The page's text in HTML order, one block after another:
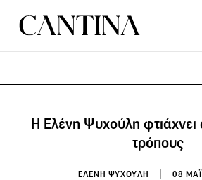
Η Ελένη Ψυχούλη
τρόπους
ΕΛΕΝΗ ΨΥΧΟΥΛΗ 08